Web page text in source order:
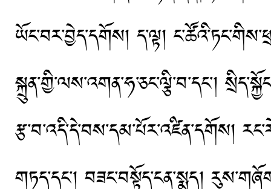
ཡོང་བར་བྱེད་དགོས། ད་ལྟ།
སྐྲུན་གྱི་ལས་འགན་ཧ་ཅང་ལྕི་བ་དང་།
རྩ་བ་འདི་དེ་བས་དམ་པོར་འཛིན་དགོས།
གཏད་དང་། བཟང་བསྟོད་ངན་སྨད།